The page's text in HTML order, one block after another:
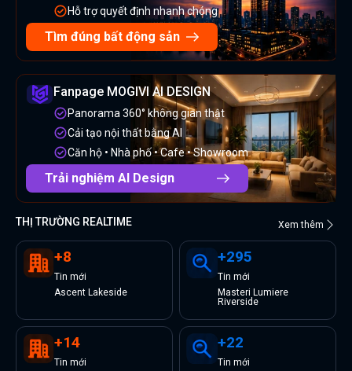
Hỗ trợ quyết định nhanh chóng
Tìm đúng bất động sản
Fanpage MOGIVI AI DESIGN
Panorama 360° không gian thật
Cải tạo nội thất bằng AI
Căn hộ • Nhà phố • Cafe • Showroom
Trải nghiệm AI Design
THỊ TRƯỜNG REALTIME Xem thêm
+8
Tin mới
Ascent Lakeside
+295
Tin mới
Masteri Lumiere
Riverside
+14
Tin mới
+22
Tin mới